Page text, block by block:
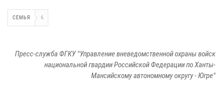
СЕМЬЯ 6
Пресс-служба ФГКУ "Управление вневедомственной охраны войск
национальной гвардии Российской Федерации по Ханты-
Мансийскому автономному округу - Югре"